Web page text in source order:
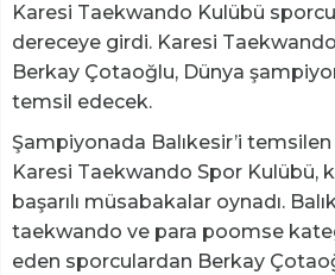
Karesi Taekwando Kulübü
dereceye girdi. Karesi
Berkay Çotaoğlu, Dünya
temsil edecek.
Şampiyonada Balıkesir’i
Karesi Taekwando Spor Kulübü,
başarılı müsabakalar oynadı.
taekwando ve para poomse
eden sporculardan Berkay